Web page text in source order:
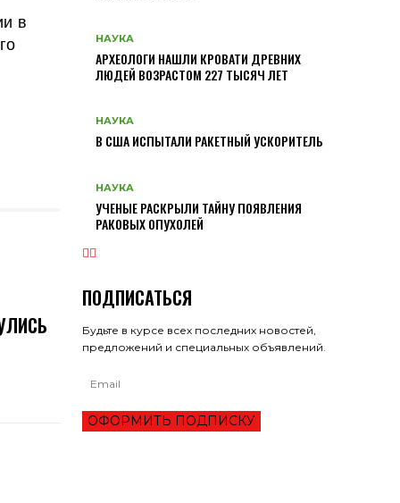
в
НАУКА
АРХЕОЛОГИ НАШЛИ КРОВАТИ ДРЕВНИХ
ЛЮДЕЙ ВОЗРАСТОМ 227 ТЫСЯЧ ЛЕТ
НАУКА
В США ИСПЫТАЛИ РАКЕТНЫЙ УСКОРИТЕЛЬ
НАУКА
УЧЕНЫЕ РАСКРЫЛИ ТАЙНУ ПОЯВЛЕНИЯ
РАКОВЫХ ОПУХОЛЕЙ
ПОДПИСАТЬСЯ
Будьте в курсе всех последних новостей,
предложений и специальных объявлений.
ОФОРМИТЬ ПОДПИСКУ